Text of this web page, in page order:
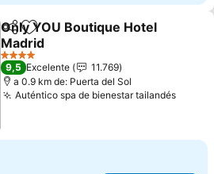
CompartirAgregar a favoritos
Only YOU Boutique Hotel
Madrid
Ver precios
4 Estrellas
9,5 Excelente
11.769
a 0.9 km de: Puerta del Sol
Auténtico spa de bienestar tailandésVer